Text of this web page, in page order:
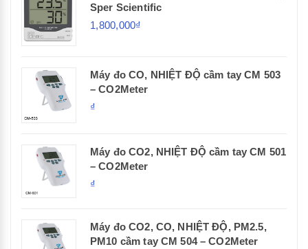
Sper Scientific
1,800,000₫
Máy đo CO, NHIỆT ĐỘ cầm tay CM 503
– CO2Meter
₫
Máy đo CO2, NHIỆT ĐỘ cầm tay CM 501
– CO2Meter
₫
Máy đo CO2, CO, NHIỆT ĐỘ, PM2.5,
PM10 cầm tay CM 504 – CO2Meter